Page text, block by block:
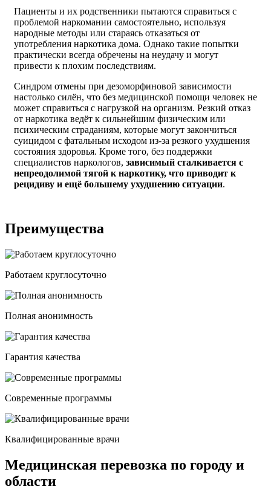
Пациенты и их родственники пытаются справиться с
проблемой наркомании самостоятельно, используя
народные методы или стараясь отказаться от
употребления наркотика дома. Однако такие попытки
практически всегда обречены на неудачу и могут
привести к плохим последствиям.
Синдром отмены при дезоморфиновой зависимости
настолько силён, что без медицинской помощи человек не
может справиться с нагрузкой на организм. Резкий отказ
от наркотика ведёт к сильнейшим физическим или
психическим страданиям, которые могут закончиться
суицидом с фатальным исходом из-за резкого ухудшения
состояния здоровья. Кроме того, без поддержки
специалистов наркологов, зависимый сталкивается с
непреодолимой тягой к наркотику, что приводит к
рецидиву и ещё большему ухудшению ситуации.
Преимущества
Работаем круглосуточно
Полная анонимность
Гарантия качества
Современные программы
Квалифицированные врачи
Медицинская перевозка по городу и
области